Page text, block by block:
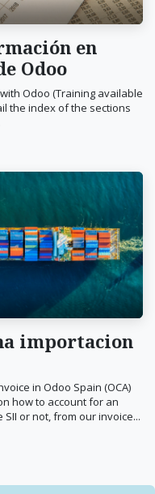
en
Odoo
Odoo (Training available
the index of the sections
importacion
in Odoo Spain (OCA)
how to account for an
or not, from our invoice...